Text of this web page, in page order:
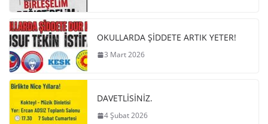
OKULLARDA ŞİDDETE ARTIK YETER!
3 Mart 2026
DAVETLİSİNİZ.
4 Şubat 2026